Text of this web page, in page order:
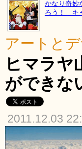
かなり奇妙
ろう！」キ
アートと
ヒマラヤ
ができな
2011.12.03